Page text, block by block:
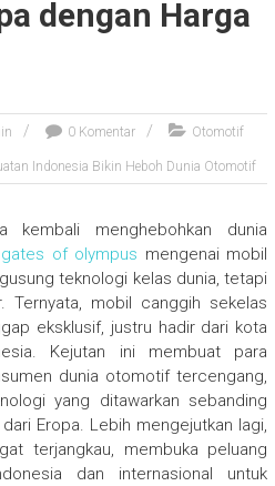
dengan Harga
0 Komentar Otomotif
Indonesia Bikin Heboh Dunia Otomotif
kembali menghebohkan dunia
gates of olympus mengenai mobil
teknologi kelas dunia, tetapi
Ternyata, mobil canggih sekelas
eksklusif, justru hadir dari kota
Kejutan ini membuat para
dunia otomotif tercengang,
yang ditawarkan sebanding
Eropa. Lebih mengejutkan lagi,
terjangkau, membuka peluang
dan internasional untuk